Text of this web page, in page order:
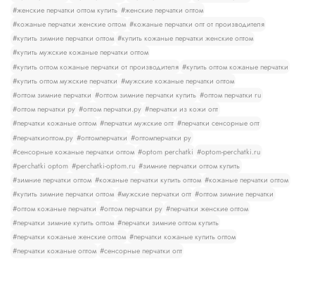
#женские перчатки оптом купить #женские перчатки оптом
#кожаные перчатки женские оптом #кожаные перчатки опт от производителя
#купить зимние перчатки оптом #купить кожаные перчатки женские оптом
#купить мужские кожаные перчатки оптом
#купить оптом кожаные перчатки от производителя #купить оптом кожаные перчатки
#купить оптом мужские перчатки #мужские кожаные перчатки оптом
#оптом зимние перчатки #оптом зимние перчатки купить #оптом перчатки ru
#оптом перчатки ру #оптом перчатки.ру #перчатки из кожи опт
#перчатки кожаные оптом #перчатки мужские опт #перчатки сенсорные опт
#перчаткиоптом.ру #оптомперчатки #оптомперчатки ру
#сенсорные кожаные перчатки оптом #optom perchatki #optom-perchatki.ru
#perchatki optom #perchatki-optom.ru #зимние перчатки оптом купить
#зимние перчатки оптом #кожаные перчатки купить оптом #кожаные перчатки оптом
#купить зимние перчатки оптом #мужские перчатки опт #оптом зимние перчатки
#оптом кожаные перчатки #оптом перчатки ру #перчатки женские оптом
#перчатки зимние купить оптом #перчатки зимние оптом купить
#перчатки кожаные женские оптом #перчатки кожаные купить оптом
#перчатки кожаные оптом #сенсорные перчатки опт